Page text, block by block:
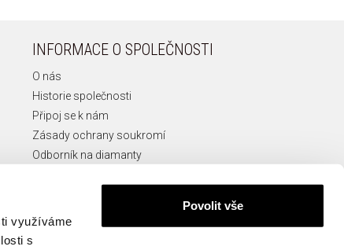
využíváme
s
Povolit vše
INFORMACE O SPOLEČNOSTI
O nás
Historie společnosti
Připoj se k nám
Zásady ochrany soukromí
Odborník na diamanty